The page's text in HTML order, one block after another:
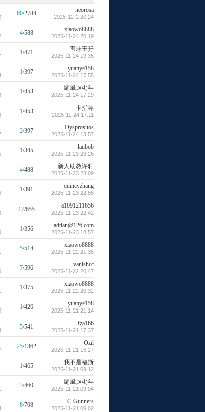
60/2784 neorosa
2025-12-2 20:24
4/588 xiaowo8888
2025-11-24 20:19
1/471 靑蛙王孖
2025-11-24 19:35
1/397 yuanye158
2025-11-24 17:55
1/453 縋風乄尐年
2025-11-24 17:29
1/453 卡指导
2025-11-24 17:11
2/397 Dysprositos
2025-11-24 13:57
1/345 laubob
2025-11-23 23:26
4/488 新人助教许轩
2025-11-23 23:09
1/391 quincyzhang
2025-11-23 22:56
17/655 a1091211656
2025-11-23 22:42
1/356 adtian@126.com
2025-11-23 18:57
5/514 xiaowo8888
2025-11-22 21:35
7/596 vanishcc
2025-11-22 20:47
1/375 xiaowo8888
2025-11-22 20:32
1/426 yuanye158
2025-11-21 21:14
5/541 fza166
2025-11-21 17:37
25/1362 Ozil
2025-11-21 16:27
1/465 我不是福斯
2025-11-21 09:12
3/460 縋風乄尐年
2025-11-21 09:04
8/708 C·Gunners
2025-11-21 09:02